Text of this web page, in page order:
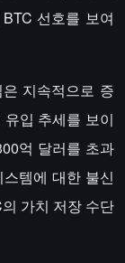
선호를 보여
지속적으로 증
입 추세를 보이
억 달러를 초과
템에 대한 불신
가치 저장 수단